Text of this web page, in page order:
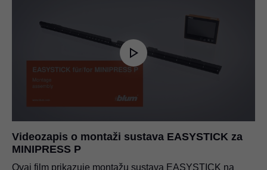
Videozapis o montaži sustava EASYSTICK za
MINIPRESS P
Ovaj film prikazuje montažu sustava EASYSTICK na